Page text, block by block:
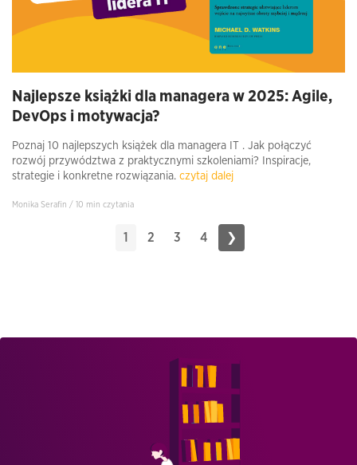
Najlepsze książki dla managera w 2025: Agile,
DevOps i motywacja?
Poznaj 10 najlepszych książek dla managera IT . Jak połączyć
rozwój przywództwa z praktycznymi szkoleniami? Inspiracje,
strategie i konkretne rozwiązania. czytaj dalej
Monika Serafin / 10 min czytania
1 2 3 4 ❯